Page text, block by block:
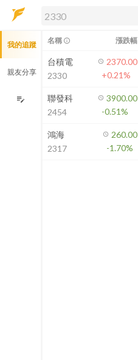
解鎖即時行情及進階功能
方案」，即可解鎖以下功能：
即時行情
即時市況與排行
成交金額熱力圖
前往方案訂閱
如何綁定合作券商
我的追蹤
親友分享
edit_note
名稱 info_outline 漲跌幅
台積電
2330
2370.00
+0.21%
聯發科
2454
3900.00
-0.51%
鴻海
2317
260.00
-1.70%